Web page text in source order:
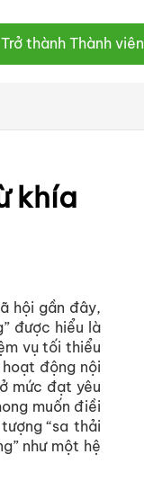
Trở thành Thành viên
khía
hội gần đây,
được hiểu là
vụ tối thiểu
động nội
mức đạt yêu
muốn điềi
“sa thải
như một hệ